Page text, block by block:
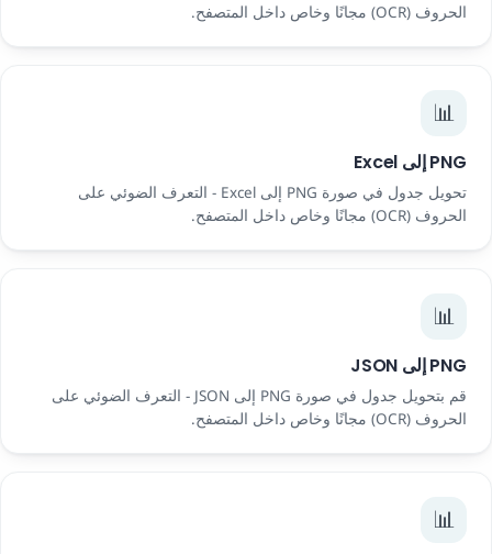
الحروف (OCR) مجانًا وخاص داخل المتصفح.
📊
PNG إلى Excel
تحويل جدول في صورة PNG إلى Excel - التعرف الضوئي على
الحروف (OCR) مجانًا وخاص داخل المتصفح.
📊
PNG إلى JSON
قم بتحويل جدول في صورة PNG إلى JSON - التعرف الضوئي على
الحروف (OCR) مجانًا وخاص داخل المتصفح.
📊